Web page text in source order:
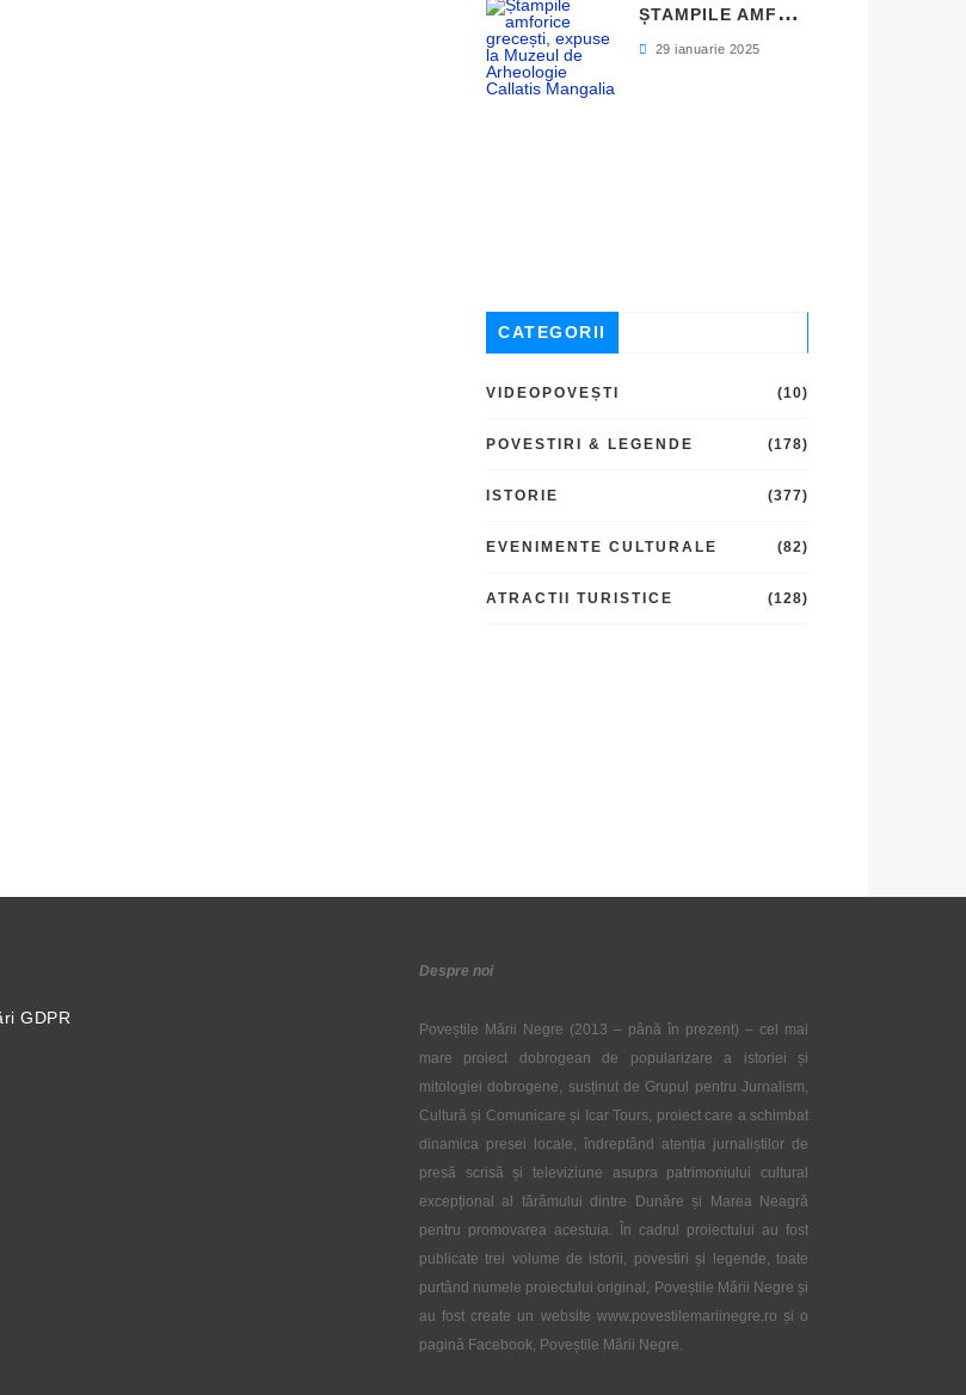
Ș
TAMPILE AMFORICE GRECEȘTI, EXPUSE LA MUZEUL DE ARHEOLOGIE CALLATIS MANGALIA
29 ianuarie 2025
CATEGORII
VIDEOPOVEȘTI (10)
POVESTIRI & LEGENDE (178)
ISTORIE (377)
EVENIMENTE CULTURALE (82)
ATRACTII TURISTICE (128)
GDPR
Despre noi
Poveștile Mării Negre (2013 – până în prezent) – cel mai
mare proiect dobrogean de popularizare a istoriei și
mitologiei dobrogene, susținut de Grupul pentru Jurnalism,
Cultură și Comunicare și Icar Tours, proiect care a schimbat
dinamica presei locale, îndreptând atenția jurnaliștilor de
presă scrisă și televiziune asupra patrimoniului cultural
excepțional al tărâmului dintre Dunăre și Marea Neagră
pentru promovarea acestuia. În cadrul proiectului au fost
publicate trei volume de istorii, povestiri și legende, toate
purtând numele proiectului original, Poveștile Mării Negre și
au fost create un website www.povestilemariinegre.ro și o
pagină Facebook, Poveștile Mării Negre.